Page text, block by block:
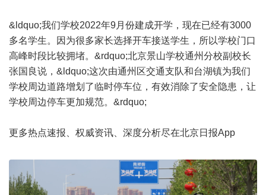
&ldquo;我们学校2022年9月份建成开学，现在已经有3000
多名学生。因为很多家长选择开车接送学生，所以学校门口
高峰时段比较拥堵。&rdquo;北京景山学校通州分校副校长
张国良说，&ldquo;这次由通州区交通支队和台湖镇为我们
学校周边道路增划了临时停车位，有效消除了安全隐患，让
学校周边停车更加规范。&rdquo;
更多热点速报、权威资讯、深度分析尽在北京日报App